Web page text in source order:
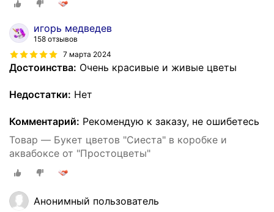
игорь медведев
158 отзывов
7 марта 2024
Достоинства: Очень красивые и живые цветы
Недостатки: Нет
Комментарий: Рекомендую к заказу, не ошибетесь
Товар — Букет цветов "Сиеста" в коробке и
аквабоксе от "Простоцветы"
Анонимный пользователь